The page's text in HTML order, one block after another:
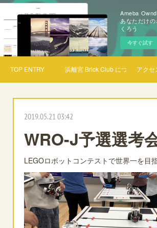
Ameba
あなただけ
くろう
今すぐ試す
TOP ENTRY 浜離宮 Brick Club についてアクセ
2019.05.21 03:42
WRO-J予選選考
LEGOロボットコンテストで世界一を目